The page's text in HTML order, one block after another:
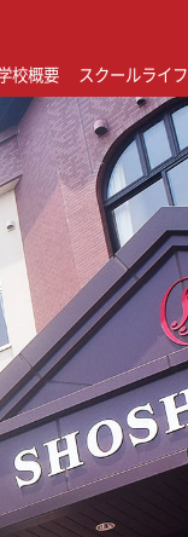
校概要 スクールライフ